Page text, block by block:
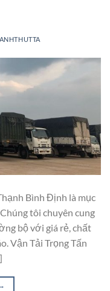
ANHTHUTTA
Bình Định là mục
tôi chuyên cung
bộ với giá rẻ, chất
Vận Tải Trọng Tấn